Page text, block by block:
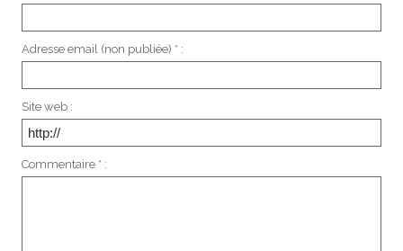
Adresse email (non publiée) * :
Site web :
Commentaire * :